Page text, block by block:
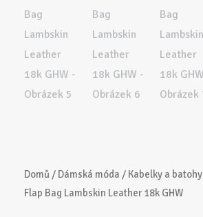
Domů / Dámská móda / Kabelky a batohy
Flap Bag Lambskin Leather 18k GHW